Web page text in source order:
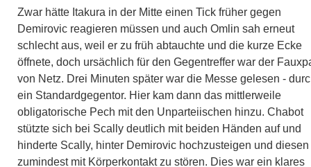
Zwar hätte Itakura in der Mitte einen Tick früher gegen
Demirovic reagieren müssen und auch Omlin sah erneut
schlecht aus, weil er zu früh abtauchte und die kurze Ecke
öffnete, doch ursächlich für den Gegentreffer war der
von Netz. Drei Minuten später war die Messe gelesen -
ein Standardgegentor. Hier kam dann das mittlerweile
obligatorische Pech mit den Unparteiischen hinzu. Chabot
stützte sich bei Scally deutlich mit beiden Händen auf und
hinderte Scally, hinter Demirovic hochzusteigen und diesen
zumindest mit Körperkontakt zu stören. Dies war ein klares